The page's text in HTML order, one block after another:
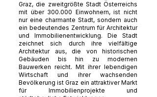
Graz, die zweitgrößte Stadt Österreichs
mit über 300.000 Einwohnern, ist nicht
nur eine charmante Stadt, sondern auch
ein bedeutendes Zentrum für Architektur
und Immobilienentwicklung. Die Stadt
zeichnet sich durch ihre vielfältige
Architektur aus, die von historischen
Gebäuden bis hin zu modernen
Bauwerken reicht. Mit ihrer lebendigen
Wirtschaft und ihrer wachsenden
Bevölkerung ist Graz ein attraktiver Markt
für Immobilienprojekte und